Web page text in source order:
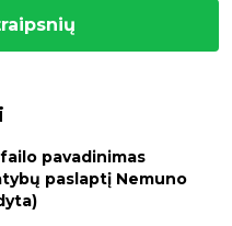
pavadinimas
paslaptį Nemuno